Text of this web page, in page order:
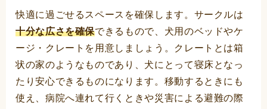
快適に過ごせるスペースを確保します。サークルは
十分な広さを確保できるもので、犬用のベッドやケ
ージ・クレートを用意しましょう。クレートとは箱
状の家のようなものであり、犬にとって寝床となっ
たり安心できるものになります。移動するときにも
使え、病院へ連れて行くときや災害による避難の際